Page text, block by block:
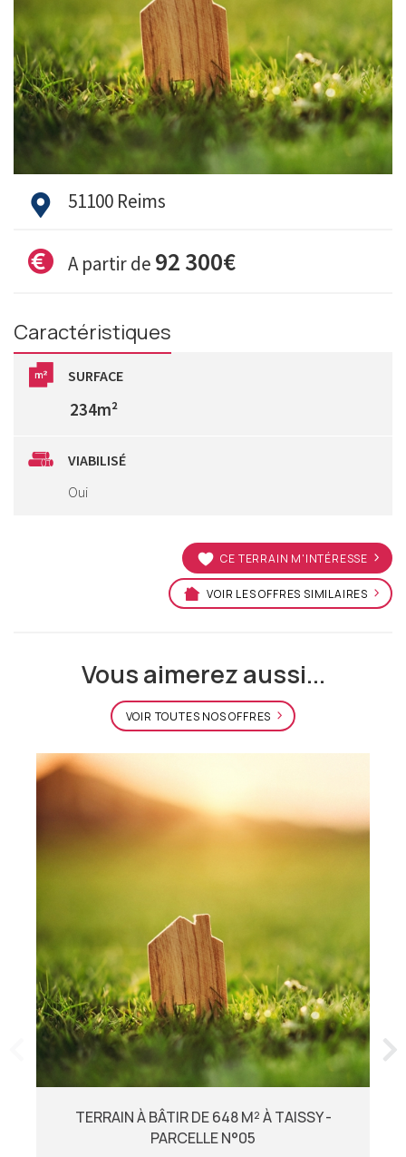
51100 Reims
A partir de 92 300€
Caractéristiques
SURFACE
234m²
VIABILISÉ
Oui
CE TERRAIN M'INTÉRESSE
VOIR LES OFFRES SIMILAIRES
Vous aimerez aussi...
VOIR TOUTES NOS OFFRES
TERRAIN À BÂTIR DE 648 M² À TAISSY -
PARCELLE N°05